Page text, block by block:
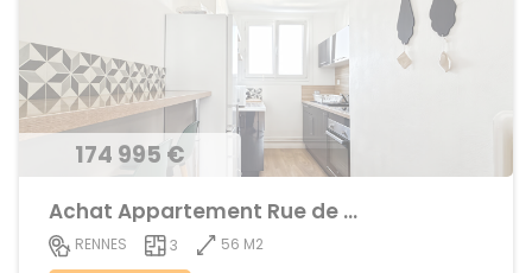
174 995 €
Achat Appartement Rue de Nantes
RENNES 3
56 M2